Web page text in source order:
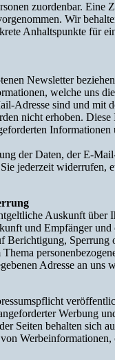
zuordenbar. Eine
Wir
Anhaltspunkte für
Newsletter
welche uns
Adresse sind und mit
nicht erhoben.
der Daten, der E-
jederzeit widerrufen,
Auskunft über
und Empfänger
Berichtigung, Sperrung
Adresse an uns
Werbung
Seiten behalten sich